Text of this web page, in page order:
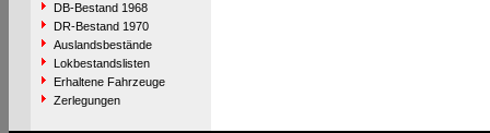
DB-Bestand 1968
DR-Bestand 1970
Auslandsbestände
Lokbestandslisten
Erhaltene Fahrzeuge
Zerlegungen